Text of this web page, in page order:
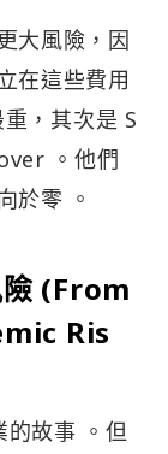
大風險，因
在這些費用
，其次是 S
。他們
於零 。
(From
Ris
故事 。但